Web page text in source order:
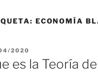
ECONOMÍA
2020
es la Teoría